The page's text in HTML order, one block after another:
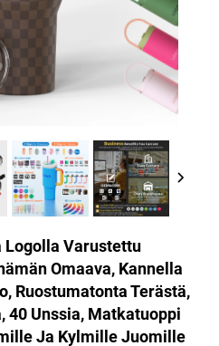
Varustettu
Omaava, Kannella
Ruostumatonta Terästä,
40 Unssia, Matkatuoppi
Ja Kylmille Juomille